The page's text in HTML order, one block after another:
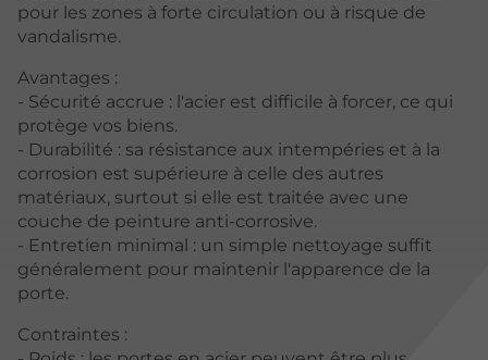
pour les zones à forte circulation ou à risque de
vandalisme.
Avantages :
- Sécurité accrue : l'acier est difficile à forcer, ce qui
protège vos biens.
- Durabilité : sa résistance aux intempéries et à la
corrosion est supérieure à celle des autres
matériaux, surtout si elle est traitée avec une
couche de peinture anti-corrosive.
- Entretien minimal : un simple nettoyage suffit
généralement pour maintenir l'apparence de la
porte.
Contraintes :